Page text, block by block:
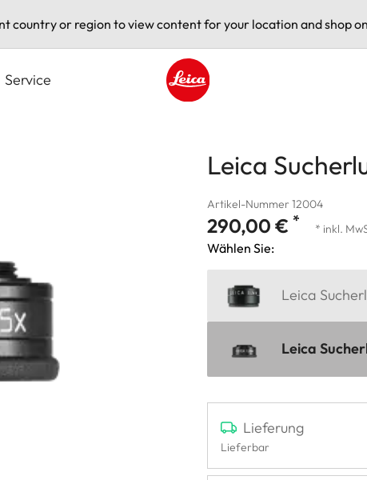
country or region to view content for your location and shop
Service
Leica
Artikel-Nummer 12004
290,00 € * * inkl.
Wählen Sie:
Leica
Leica
Lieferung
Lieferbar